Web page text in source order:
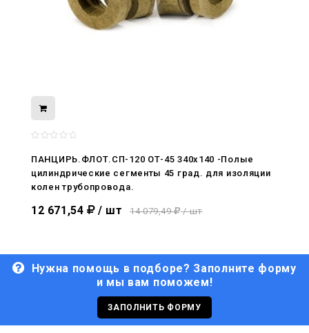
ПАНЦИРЬ.ФЛОТ.СП-120 ОТ-45 340x140 -Полые
цилиндрические сегменты 45 град. для изоляции
колен трубопровода.
12 671,54 / шт 14 079,49 / шт
Нужна помощь в подборе? Заполните форму
и мы вам поможем!
ЗАПОЛНИТЬ ФОРМУ
нами
29.06.2026
С Днём кораблестроителя!